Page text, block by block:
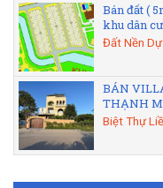
Bán đất (
khu dân cư
Đất Nền
BÁN
THẠNH
Biệt Thự